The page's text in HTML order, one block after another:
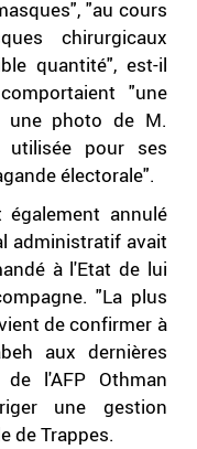
"au cours
chirurgicaux
quantité", est-il
"une
une photo de M.
utilisée pour ses
électorale".
annulé
administratif avait
à l'Etat de lui
"La plus
de confirmer à
aux dernières
l'AFP Othman
une gestion
de Trappes.